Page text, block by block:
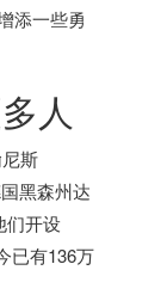
添一些勇
人
斯
黑森州达
们开设
已有136万